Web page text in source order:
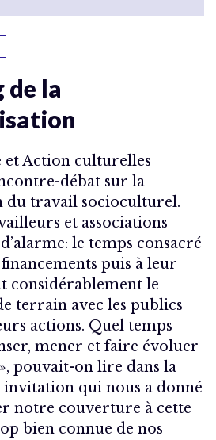
de la
et Action culturelles
débat sur la
du travail socioculturel.
et associations
le temps consacré
puis à leur
considérablement le
terrain avec les publics
actions. Quel temps
mener et faire évoluer
pouvait-on lire dans la
invitation qui nous a donné
notre couverture à cette
bien connue de nos